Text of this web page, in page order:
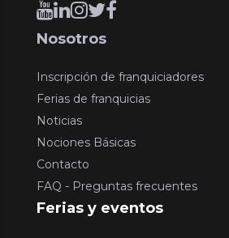
Nosotros
Inscripción de franquiciadores
Ferias de franquicias
Noticias
Nociones Básicas
Contacto
FAQ - Preguntas frecuentes
Ferias y eventos